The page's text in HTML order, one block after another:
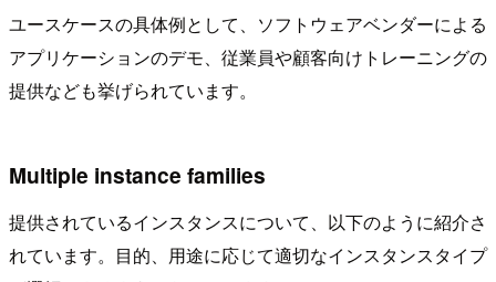
ユースケースの具体例として、ソフトウェアベンダーによる
アプリケーションのデモ、従業員や顧客向けトレーニングの
提供なども挙げられています。
Multiple instance families
提供されているインスタンスについて、以下のように紹介さ
れています。目的、用途に応じて適切なインスタンスタイプ